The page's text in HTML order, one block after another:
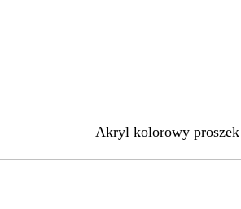
Akryl kolorowy proszek